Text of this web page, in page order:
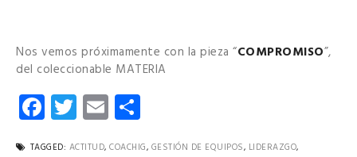
Nos vemos próximamente con la pieza “COMPROMISO”,
del coleccionable MATERIA
Facebook
Twitter
Email
TAGGED: ACTITUD, COACHIG, GESTIÓN DE EQUIPOS, LIDERAZGO,